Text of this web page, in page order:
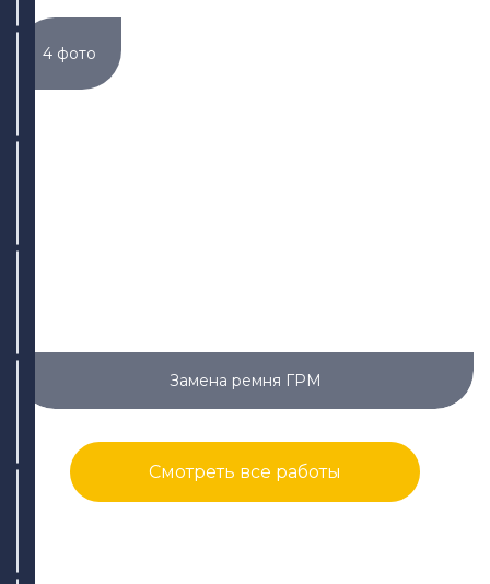
4 фото
Замена ремня ГРМ
Смотреть все работы
+7 (843) 265-25-15
Написать
Написать